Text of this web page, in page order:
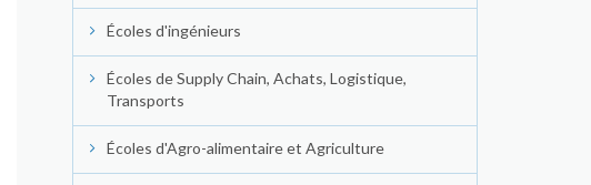
Écoles d'ingénieurs
Écoles de Supply Chain, Achats, Logistique,
Transports
Écoles d'Agro-alimentaire et Agriculture